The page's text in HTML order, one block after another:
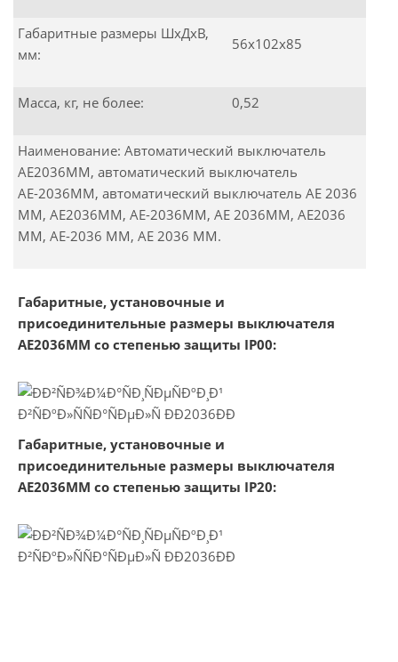
Габаритные размеры ШхДхВ,
мм:
56х102х85
Масса, кг, не более: 0,52
Наименование: Автоматический выключатель
АЕ2036ММ, автоматический выключатель
АЕ-2036ММ, автоматический выключатель АЕ 2036
ММ, АЕ2036ММ, АЕ-2036ММ, АЕ 2036ММ, АЕ2036
ММ, АЕ-2036 ММ, АЕ 2036 ММ.
Габаритные, установочные и
присоединительные размеры выключателя
АЕ2036ММ со степенью защиты IP00:
Габаритные, установочные и
присоединительные размеры выключателя
АЕ2036ММ со степенью защиты IP20: